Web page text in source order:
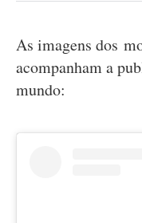
As imagens dos
acompanham a
mundo: